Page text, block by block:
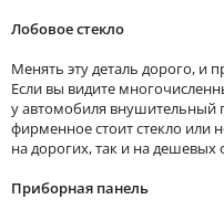
Лобовое стекло
Менять эту деталь дорого, и
Если вы видите
у автомобиля внушительный
фирменное стоит стекло или
на дорогих, так и на дешевых
Приборная панель